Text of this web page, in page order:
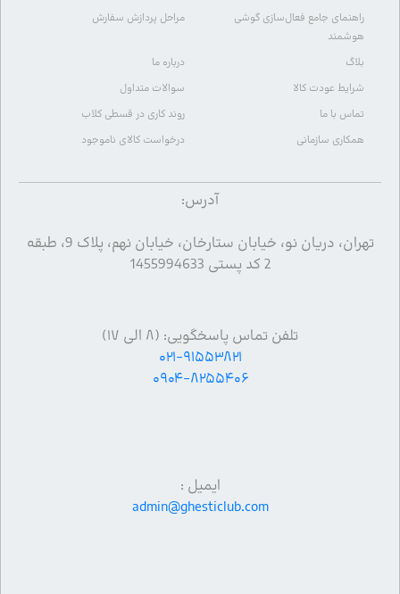
راهنمای جامع فعال‌سازی گوشی
هوشمند
مراحل پردازش سفارش
بلاگ
درباره ما
شرایط عودت کالا
سوالات متداول
تماس با ما
روند کاری در قسطی کلاب
همکاری سازمانی
درخواست کالای ناموجود
آدرس:
تهران، دریان نو، خیابان ستارخان، خیابان نهم، پلاک 9، طبقه
2 کد پستی 1455994633
تلفن تماس پاسخگویی: (۸ الی ۱۷)
۰۲۱-۹۱۵۵۳۸۲۱
۰۹۰۴-۸۲۵۵۴۰۶
ایمیل :
admin@ghesticlub.com